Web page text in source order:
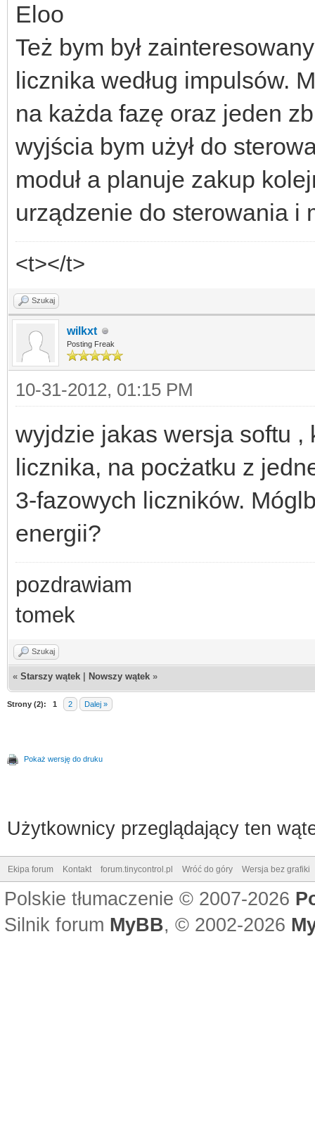
Eloo
Też bym był
licznika według impulsów.
na każda fazę oraz jeden
wyjścia bym użył do
moduł a planuje zakup
urządzenie do sterowania i
<t></t>
Szukaj
wilkxt
Posting Freak
10-31-2012, 01:15 PM
wyjdzie jakas wersja softu
licznika, na pocżatku z
3-fazowych liczników.
energii?
pozdrawiam
tomek
Szukaj
« Starszy wątek Nowszy wątek »
Strony (2): 1 2 Dalej »
Pokaż wersję do druku
Użytkownicy przeglądający ten
Ekipa forum Kontakt forum.tinycontrol.pl Wróć do góry Wersja bez grafiki
Polskie tłumaczenie © 2007-2026
Silnik forum MyBB, © 2002-2026